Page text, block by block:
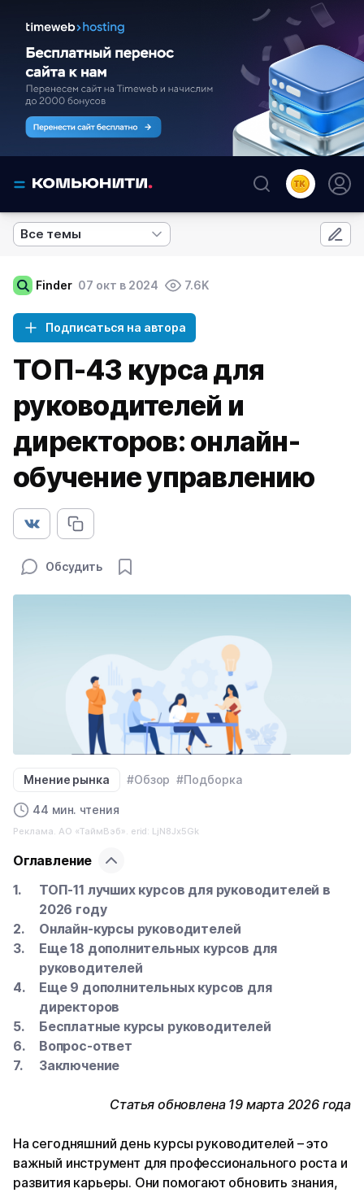
Все темы
Finder 07 окт в 2024 7.6K
Подписаться на автора
ТОП-43 курса для
руководителей и
директоров: онлайн-
обучение управлению
Обсудить
Мнение рынка #Обзор #Подборка
44 мин. чтения
Реклама. АО «ТаймВэб». erid: LjN8Jx5Gk
Оглавление
ТОП-11 лучших курсов для руководителей в
2026 году
Онлайн-курсы руководителей
Еще 18 дополнительных курсов для
руководителей
Еще 9 дополнительных курсов для
директоров
Бесплатные курсы руководителей
Вопрос-ответ
Заключение
Статья обновлена 19 марта 2026 года
На сегодняшний день курсы руководителей – это
важный инструмент для профессионального роста и
развития карьеры. Они помогают обновить знания,